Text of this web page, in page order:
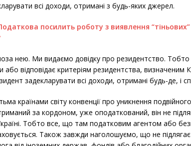
всі доходи, отримані з будь-яких джерел.
посилить роботу з виявлення
поза нею. Ми видаємо довідку про резидентство.
або відповідає критеріям резидентства, визначеним
задекларувати всі доходи, отримані будь-де, і
країнами світу конвенції про уникнення
за кордоном, уже оподаткований, він не
Тобто все, що там податковим агентом або
Також завжди наголошуємо, що не